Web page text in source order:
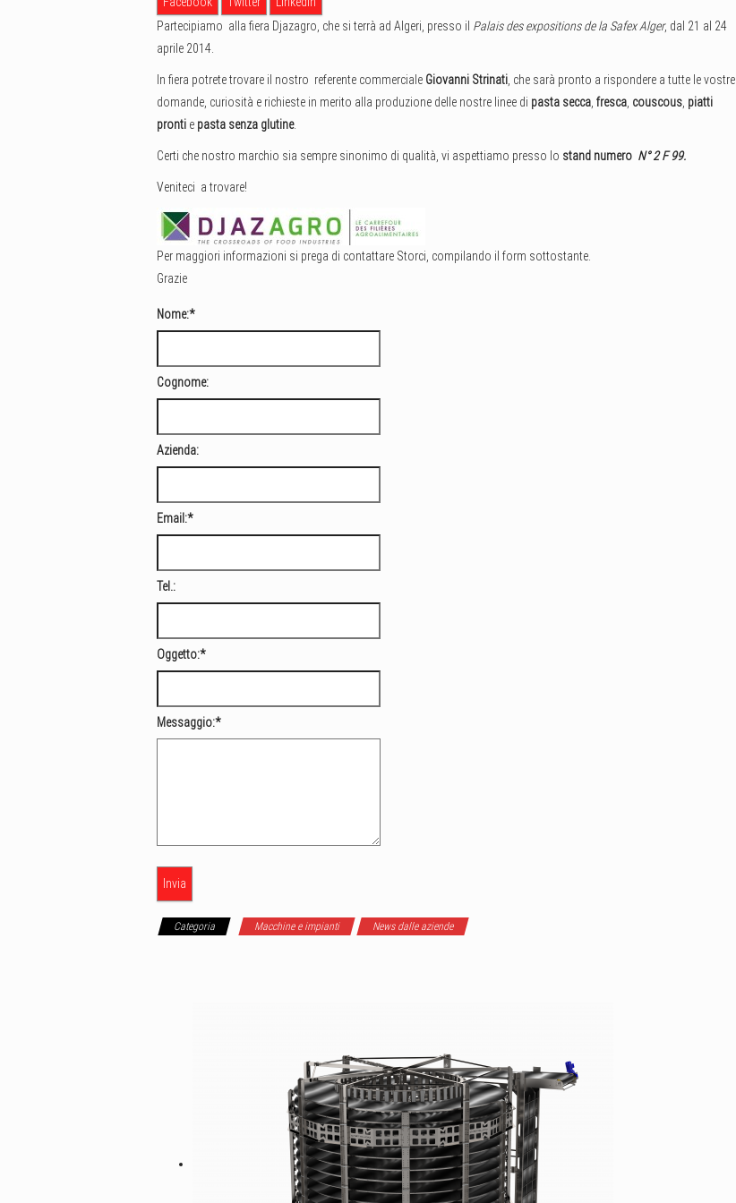
Partecipiamo alla fiera Djazagro, che si terrà ad Algeri, presso il Palais des expositions de la Safex Alger, dal 21 al 24
aprile 2014.
In fiera potrete trovare il nostro referente commerciale Giovanni Strinati , che sarà pronto a rispondere a tutte le vostre
domande, curiosità e richieste in merito alla produzione delle nostre linee di pasta secca fresca couscous piatti
pronti e pasta senza glutine.
Certi che nostro marchio sia sempre sinonimo di qualità, vi aspettiamo presso lo stand numero N° 2 F 99.
Veniteci a trovare!
Per maggiori informazioni si prega di contattare Storci, compilando il form sottostante.
Grazie
Nome:*
Cognome:
Azienda:
Email:*
Tel.:
Oggetto:*
Messaggio:*
Categoria Macchine e impianti News dalle aziende